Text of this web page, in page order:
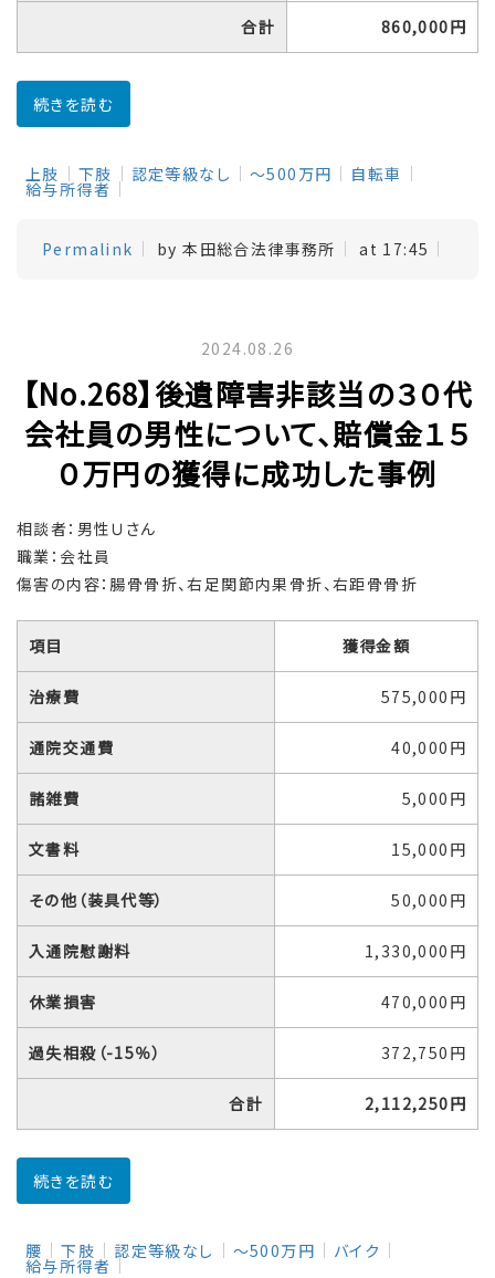
合計 860,000円
続きを読む
上肢 下肢 認定等級なし ～500万円 自転車
給与所得者
Permalink by 本田総合法律事務所 at 17:45
2024.08.26
【No.268】後遺障害非該当の３０代
会社員の男性について、賠償金１５
０万円の獲得に成功した事例
相談者：男性Ｕさん
職業：会社員
傷害の内容：腸骨骨折、右足関節内果骨折、右距骨骨折
項目 獲得金額
治療費 575,000円
通院交通費 40,000円
諸雑費 5,000円
文書料 15,000円
その他（装具代等） 50,000円
入通院慰謝料 1,330,000円
休業損害 470,000円
過失相殺（-15％） 372,750円
合計 2,112,250円
続きを読む
腰 下肢 認定等級なし ～500万円 バイク
給与所得者